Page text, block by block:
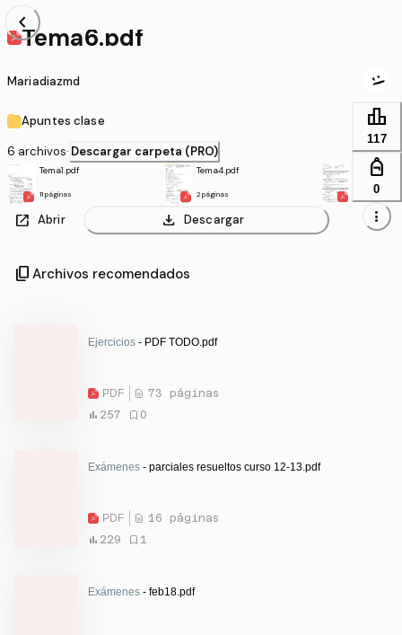
chevron_left
Tema6.pdf
Mariadiazmd
Apuntes clase
6 archivos· Descargar carpeta (PRO)
Tema1.pdf
11 páginas
Tema4.pdf
2 páginas
Tema2.pdf
6 páginas
open_in_new Abrir download Descargar
leaderboard
117
personal_bag
0
more_vert
content_copy Archivos recomendados
Ejercicios - PDF TODO.pdf
PDF
73 páginas
257
0
Exámenes - parciales resueltos curso 12-13.pdf
PDF
16 páginas
229
1
Exámenes - feb18.pdf